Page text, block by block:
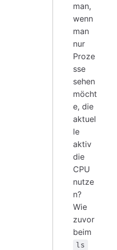
man,
wenn
man
nur
Proze
sse
sehen
möcht
e, die
aktuel
le
aktiv
die
CPU
nutze
n?
Wie
zuvor
beim
ls